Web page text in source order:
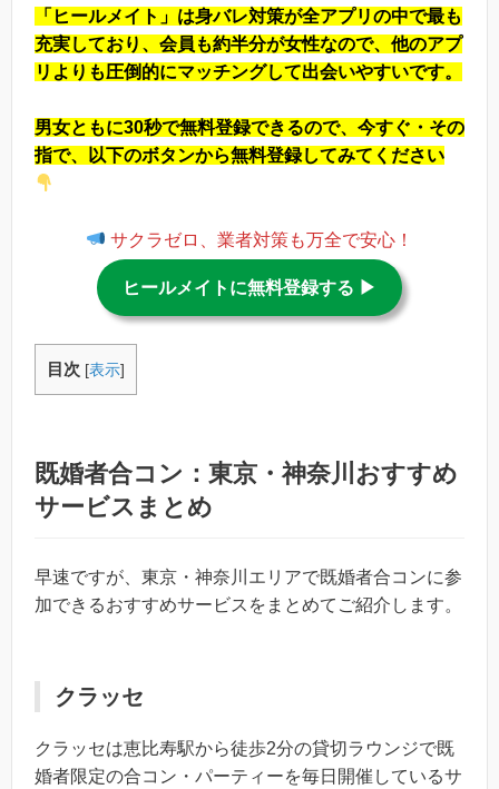
「ヒールメイト」は身バレ対策が全アプリの中で最も
充実しており、会員も約半分が女性なので、他のアプ
リよりも圧倒的にマッチングして出会いやすいです。
男女ともに30秒で無料登録できるので、今すぐ・その
指で、以下のボタンから無料登録してみてください
サクラゼロ、業者対策も万全で安心！
ヒールメイトに無料登録する ▶︎
目次 [表示]
既婚者合コン：東京・神奈川おすすめ
サービスまとめ
早速ですが、東京・神奈川エリアで既婚者合コンに参
加できるおすすめサービスをまとめてご紹介します。
クラッセ
クラッセは恵比寿駅から徒歩2分の貸切ラウンジで既
婚者限定の合コン・パーティーを毎日開催しているサ